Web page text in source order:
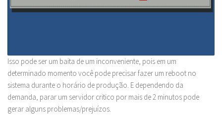
Isso pode ser um baita de um inconveniente, pois em um
determinado momento você pode precisar fazer um reboot no
sistema durante o horário de produção. E dependendo da
demanda, parar um servidor critico por mais de 2 minutos pode
gerar alguns problemas/prejuízos.